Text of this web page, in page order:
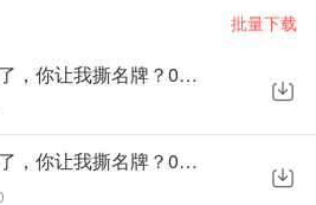
？龙国附属国H国？让我缕缕... 批量下载
娱乐：我都SSS级了，你让我撕名牌？001 传闻
娱乐：我都SSS级了，你让我撕名牌？002 夜宴